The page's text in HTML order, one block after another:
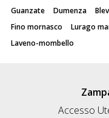
Guanzate
Dumenza
Fino mornasco
Lurago
Laveno-mombello
Accesso